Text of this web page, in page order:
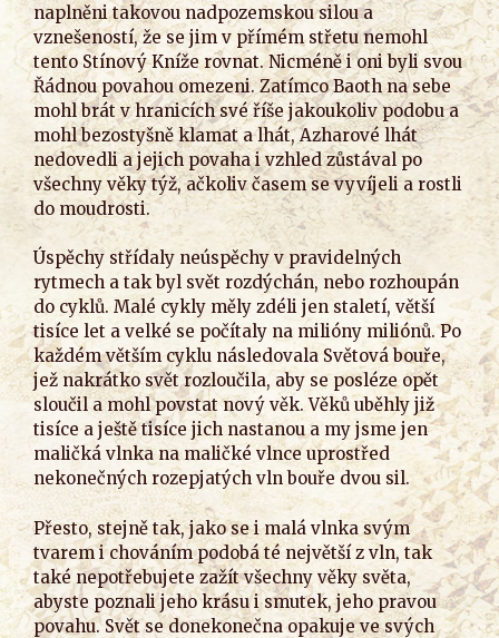
naplněni takovou nadpozemskou silou a
vznešeností, že se jim v přímém střetu nemohl
tento Stínový Kníže rovnat. Nicméně i oni byli svou
Řádnou povahou omezeni. Zatímco Baoth na sebe
mohl brát v hranicích své říše jakoukoliv podobu a
mohl bezostyšně klamat a lhát, Azharové lhát
nedovedli a jejich povaha i vzhled zůstával po
všechny věky týž, ačkoliv časem se vyvíjeli a rostli
do moudrosti.
Úspěchy střídaly neúspěchy v pravidelných
rytmech a tak byl svět rozdýchán, nebo rozhoupán
do cyklů. Malé cykly měly zdéli jen staletí, větší
tisíce let a velké se počítaly na milióny miliónů. Po
každém větším cyklu následovala Světová bouře,
jež nakrátko svět rozloučila, aby se posléze opět
sloučil a mohl povstat nový věk. Věků uběhly již
tisíce a ještě tisíce jich nastanou a my jsme jen
maličká vlnka na maličké vlnce uprostřed
nekonečných rozepjatých vln bouře dvou sil.
Přesto, stejně tak, jako se i malá vlnka svým
tvarem i chováním podobá té největší z vln, tak
také nepotřebujete zažít všechny věky světa,
abyste poznali jeho krásu i smutek, jeho pravou
povahu. Svět se donekonečna opakuje ve svých